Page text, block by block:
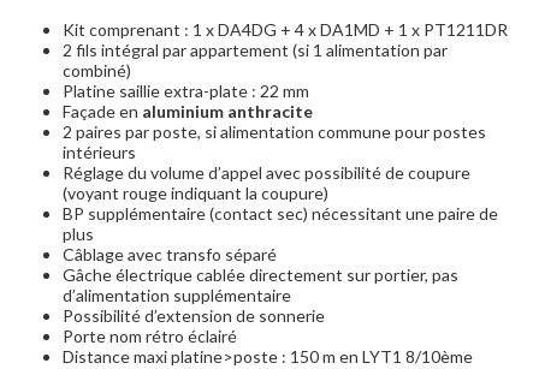
Kit comprenant : 1 x DA4DG + 4 x DA1MD + 1 x PT1211DR
2 fils intégral par appartement (si 1 alimentation par
combiné)
Platine saillie extra-plate : 22 mm
Façade en aluminium anthracite
2 paires par poste, si alimentation commune pour postes
intérieurs
Réglage du volume d’appel avec possibilité de coupure
(voyant rouge indiquant la coupure)
BP supplémentaire (contact sec) nécessitant une paire de
plus
Câblage avec transfo séparé
Gâche électrique cablée directement sur portier, pas
d’alimentation supplémentaire
Possibilité d’extension de sonnerie
Porte nom rétro éclairé
Distance maxi platine>poste : 150 m en LYT1 8/10ème